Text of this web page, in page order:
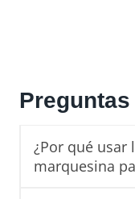
¿Por qué usar
marquesina